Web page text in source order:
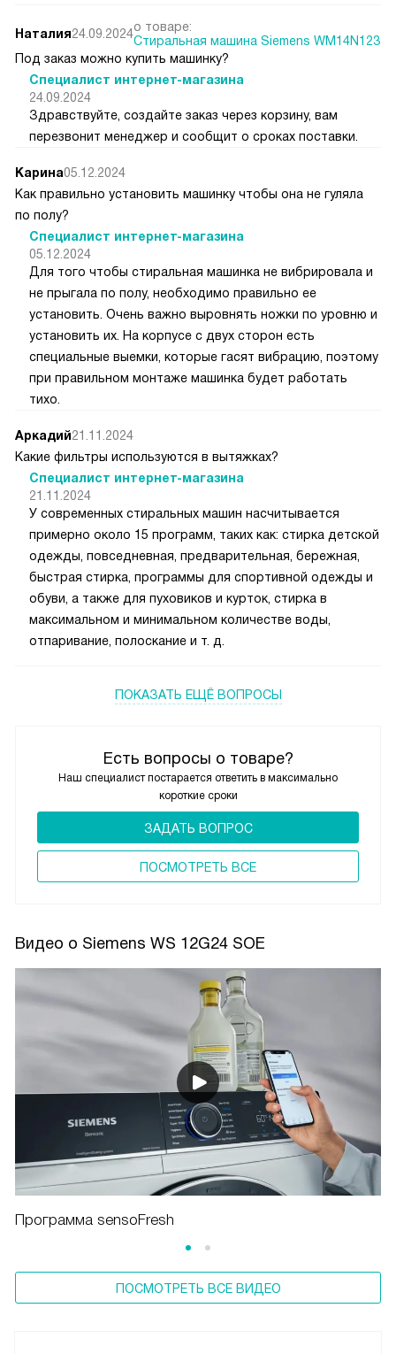
Есть вопросы о товаре?
Наш специалист постарается ответить в максимально
короткие сроки
ЗАДАТЬ ВОПРОС
ПОCМОТРЕТЬ ВСЕ
Наталия24.09.2024о товаре:
Стиральная машина Siemens WM14N123
Под заказ можно купить машинку?
Специалист интернет-магазина
24.09.2024
Здравствуйте, создайте заказ через корзину, вам
перезвонит менеджер и сообщит о сроках поставки.
Карина05.12.2024
Как правильно установить машинку чтобы она не гуляла
по полу?
Специалист интернет-магазина
05.12.2024
Для того чтобы стиральная машинка не вибрировала и
не прыгала по полу, необходимо правильно ее
установить. Очень важно выровнять ножки по уровню и
установить их. На корпусе с двух сторон есть
специальные выемки, которые гасят вибрацию, поэтому
при правильном монтаже машинка будет работать
тихо.
Аркадий21.11.2024
Какие фильтры используются в вытяжках?
Специалист интернет-магазина
21.11.2024
У современных стиральных машин насчитывается
примерно около 15 программ, таких как: стирка детской
одежды, повседневная, предварительная, бережная,
быстрая стирка, программы для спортивной одежды и
обуви, а также для пуховиков и курток, стирка в
максимальном и минимальном количестве воды,
отпаривание, полоскание и т. д.
ПОКАЗАТЬ ЕЩЁ ВОПРОСЫ
Видео о Siemens WS 12G24 SOE
Программа sensoFresh
ПОСМОТРЕТЬ ВСЕ ВИДЕО